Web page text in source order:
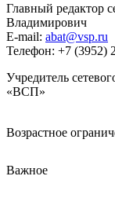
Главный редактор
Владимирович
E-mail: abat@vsp.ru
Телефон: +7 (3952)
Учредитель
«ВСП»
Возрастное
Важное